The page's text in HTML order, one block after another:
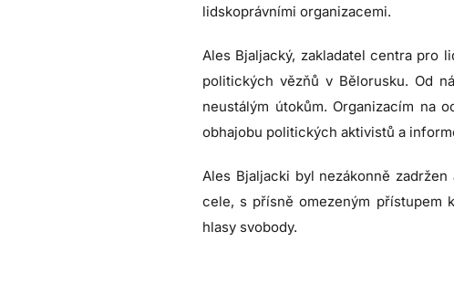
lidskoprávními organizacemi.
Ales Bjaljacký, zakladatel centra pro
politických vězňů v Bělorusku. Od
neustálým útokům. Organizacím na
obhajobu politických aktivistů a
Ales Bjaljacki byl nezákonně
cele, s přísně omezeným přístupem
hlasy svobody.